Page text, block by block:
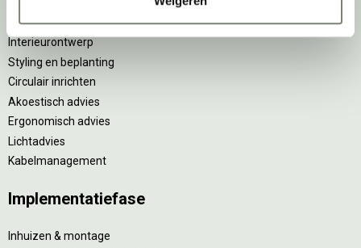
Interieurontwerp
Styling en beplanting
Circulair inrichten
Akoestisch advies
Ergonomisch advies
Lichtadvies
Kabelmanagement
Implementatiefase
Inhuizen & montage